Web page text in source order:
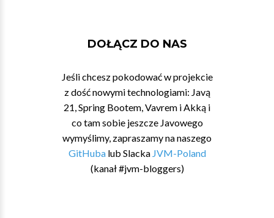
DOŁĄCZ DO NAS
Jeśli chcesz pokodować w projekcie
z dość nowymi technologiami: Javą
21, Spring Bootem, Vavrem i Akką i
co tam sobie jeszcze Javowego
wymyślimy, zapraszamy na naszego
GitHubalub Slacka JVM-Poland
(kanał #jvm-bloggers)